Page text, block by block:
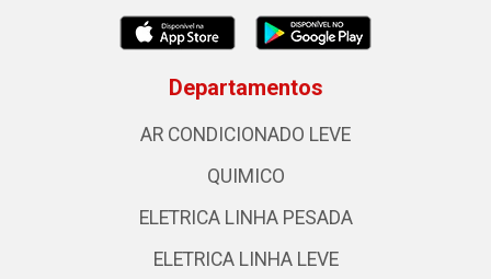
Departamentos
AR CONDICIONADO LEVE
QUIMICO
ELETRICA LINHA PESADA
ELETRICA LINHA LEVE